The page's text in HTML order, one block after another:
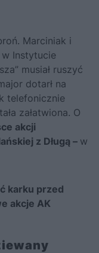
Marciniak i
Instytucie
musiał ruszyć
dotarł na
telefonicznie
załatwiona. O
akcji
z Długą – w
karku przed
akcje AK